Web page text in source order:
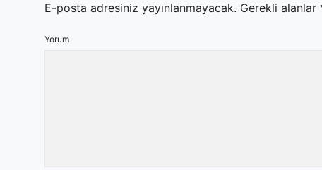
E-posta adresiniz yayınlanmayacak. Gerekli alanlar
Yorum